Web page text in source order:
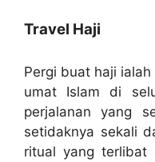
Travel Haji
Pergi buat haji
umat Islam di
perjalanan yang
setidaknya sekali
ritual yang terlibat